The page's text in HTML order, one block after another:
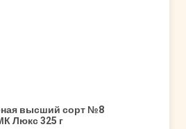
высший сорт №8
Люкс 325 г